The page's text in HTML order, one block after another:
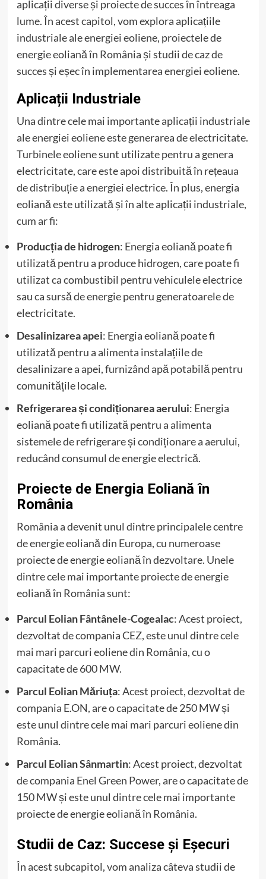
aplicații diverse și proiecte de succes în întreaga
lume. În acest capitol, vom explora aplicațiile
industriale ale energiei eoliene, proiectele de
energie eoliană în România și studii de caz de
succes și eșec în implementarea energiei eoliene.
Aplicații Industriale
Una dintre cele mai importante aplicații industriale
ale energiei eoliene este generarea de electricitate.
Turbinele eoliene sunt utilizate pentru a genera
electricitate, care este apoi distribuită în rețeaua
de distribuție a energiei electrice. În plus, energia
eoliană este utilizată și în alte aplicații industriale,
cum ar fi:
Producția de hidrogen: Energia eoliană poate fi
utilizată pentru a produce hidrogen, care poate fi
utilizat ca combustibil pentru vehiculele electrice
sau ca sursă de energie pentru generatoarele de
electricitate.
Desalinizarea apei: Energia eoliană poate fi
utilizată pentru a alimenta instalațiile de
desalinizare a apei, furnizând apă potabilă pentru
comunitățile locale.
Refrigerarea și condiționarea aerului: Energia
eoliană poate fi utilizată pentru a alimenta
sistemele de refrigerare și condiționare a aerului,
reducând consumul de energie electrică.
Proiecte de Energia Eoliană în
România
România a devenit unul dintre principalele centre
de energie eoliană din Europa, cu numeroase
proiecte de energie eoliană în dezvoltare. Unele
dintre cele mai importante proiecte de energie
eoliană în România sunt:
Parcul Eolian Fântânele-Cogealac: Acest proiect,
dezvoltat de compania CEZ, este unul dintre cele
mai mari parcuri eoliene din România, cu o
capacitate de 600 MW.
Parcul Eolian Măriuța: Acest proiect, dezvoltat de
compania E.ON, are o capacitate de 250 MW și
este unul dintre cele mai mari parcuri eoliene din
România.
Parcul Eolian Sânmartin: Acest proiect, dezvoltat
de compania Enel Green Power, are o capacitate de
150 MW și este unul dintre cele mai importante
proiecte de energie eoliană în România.
Studii de Caz: Succese și Eșecuri
În acest subcapitol, vom analiza câteva studii de